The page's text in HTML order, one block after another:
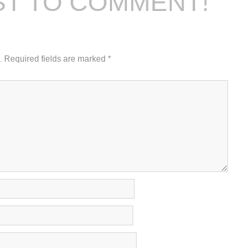
Required fields are marked *